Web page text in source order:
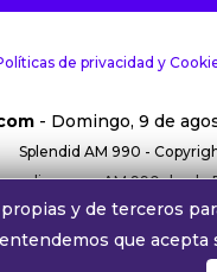
de privacidad y
- Domingo, 9 de
Splendid AM 990 -
online y por AM 990
|Comercial:
Splendid AM 990 ® Una
y de terceros
que acepta